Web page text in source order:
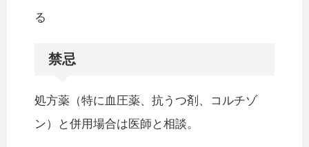
る
禁忌
処方薬（特に血圧薬、抗うつ剤、コルチゾ
ン）と併用場合は医師と相談。